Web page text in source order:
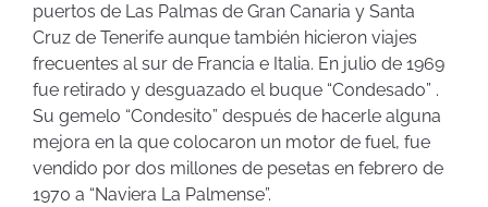
puertos de Las Palmas de Gran Canaria y Santa
Cruz de Tenerife aunque también hicieron viajes
frecuentes al sur de Francia e Italia. En julio de 1969
fue retirado y desguazado el buque “Condesado” .
Su gemelo “Condesito” después de hacerle alguna
mejora en la que colocaron un motor de fuel, fue
vendido por dos millones de pesetas en febrero de
1970 a “Naviera La Palmense”.